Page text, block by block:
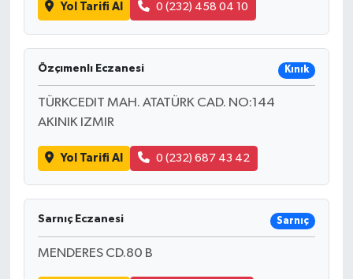
Yol Tarifi Al 0 (232) 458 04 10
Özçımenlı Eczanesi Kınık
TÜRKCEDIT MAH. ATATÜRK CAD. NO:144
AKINIK IZMIR
Yol Tarifi Al 0 (232) 687 43 42
Sarnıç Eczanesi Sarnıç
MENDERES CD.80 B